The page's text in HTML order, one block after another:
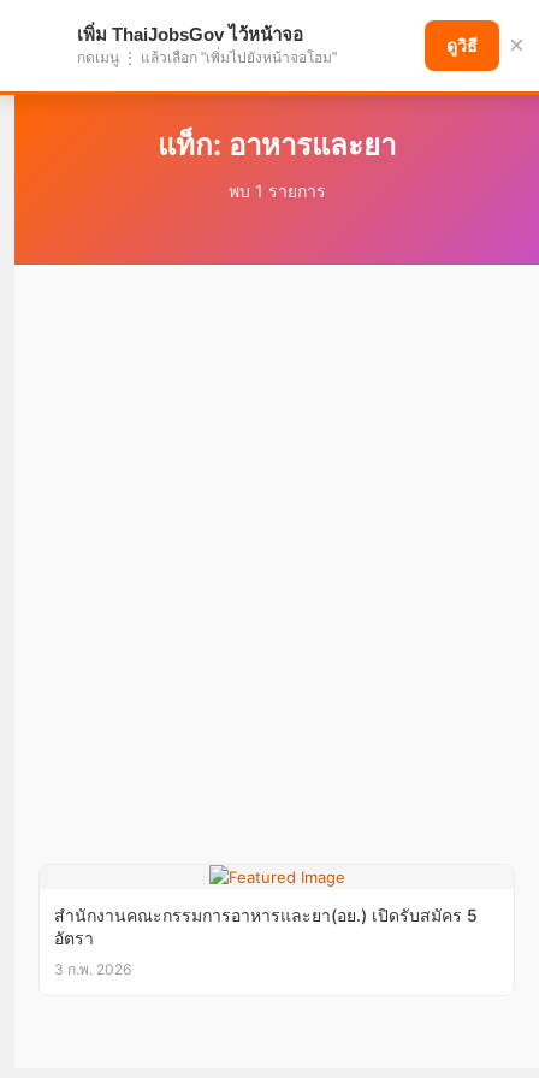
แบ่งปันโอกาส เพื่ออนาคตที่ก้าวหน้า
แท็ก: อาหารและยา
พบ 1 รายการ
สำนักงานคณะกรรมการอาหารและยา(อย.) เปิดรับสมัคร 5
อัตรา
3 ก.พ. 2026
เพิ่ม ThaiJobsGov ไว้หน้าจอ
กดเมนู ⋮ แล้วเลือก "เพิ่มไปยังหน้าจอโฮม"
ดูวิธี ×